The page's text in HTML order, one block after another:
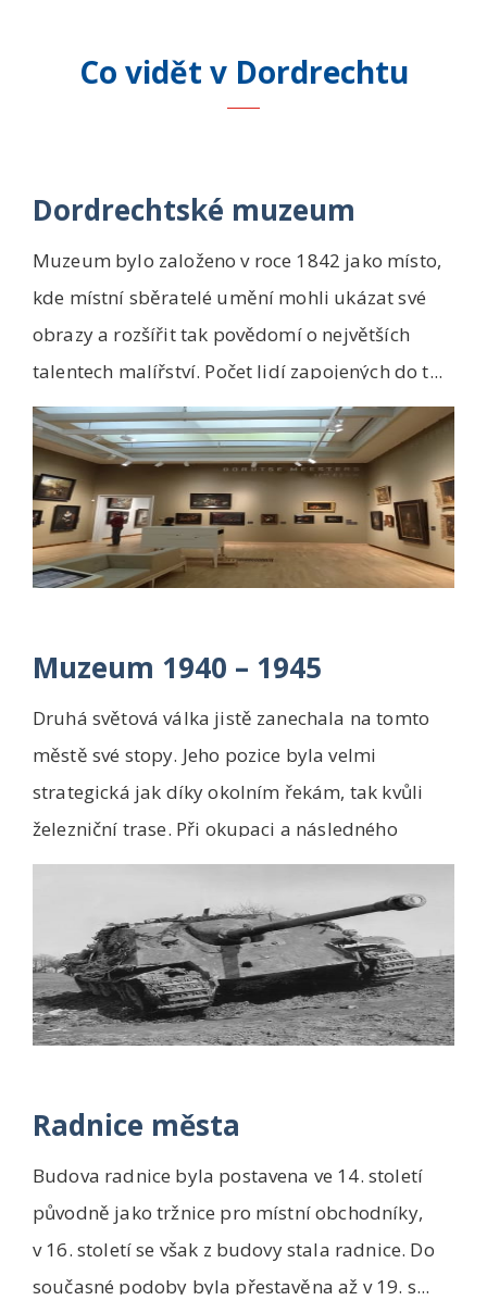
Co vidět v Dordrechtu
Dordrechtské muzeum
Muzeum bylo založeno v roce 1842 jako místo,
kde místní sběratelé umění mohli ukázat své
obrazy a rozšířit tak povědomí o největších
talentech malířství. Počet lidí zapojených do t...
Muzeum 1940 – 1945
Druhá světová válka jistě zanechala na tomto
městě své stopy. Jeho pozice byla velmi
strategická jak díky okolním řekám, tak kvůli
železniční trase. Při okupaci a následného
osvobo...
Radnice města
Budova radnice byla postavena ve 14. století
původně jako tržnice pro místní obchodníky,
v 16. století se však z budovy stala radnice. Do
současné podoby byla přestavěna až v 19. s...